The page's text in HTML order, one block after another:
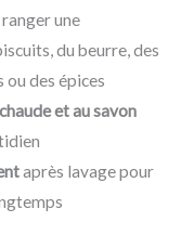
une
du beurre, des
ou des épices
chaude et au savon
après lavage pour